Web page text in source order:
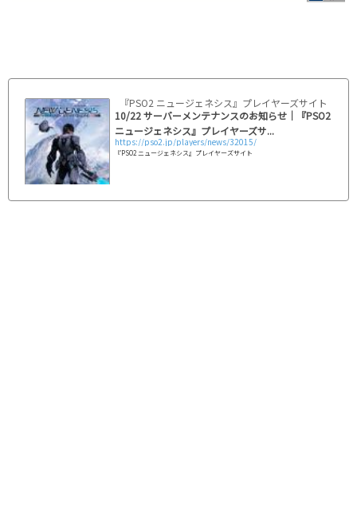
『PSO2 ニュージェネシス』プレイヤーズサイト｜
10/22 サーバーメンテナンスのお知らせ｜『PSO2
ニュージェネシス』プレイヤーズサ...
https://pso2.jp/players/news/32015/
『PSO2 ニュージェネシス』プレイヤーズサイト